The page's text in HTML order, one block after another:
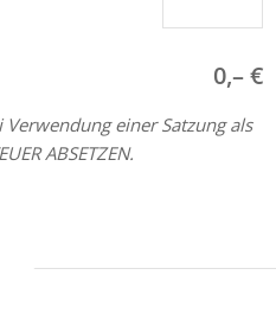
0,– €
einer Satzung als
ABSETZEN.